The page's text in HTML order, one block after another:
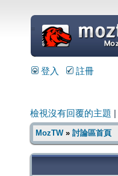
=
登入 註冊
檢視沒有回覆的主題
MozTW» 討論區首頁